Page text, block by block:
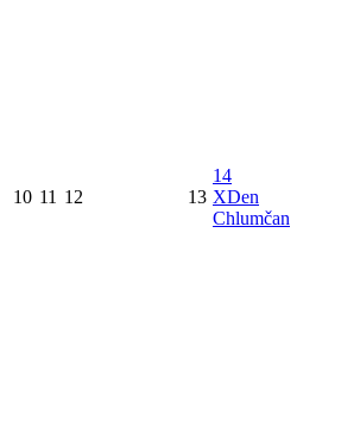
10 11 12 13
14
XDen
Chlumčan